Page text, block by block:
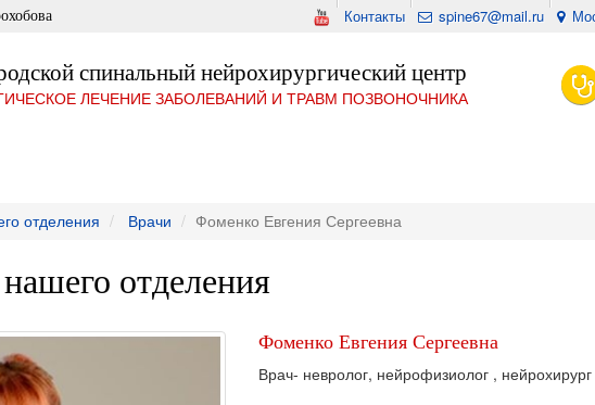
Контакты spine67@mail.ru
спинальный нейрохирургический центр
ЛЕЧЕНИЕ ЗАБОЛЕВАНИЙ И ТРАВМ ПОЗВОНОЧНИКА
отделения Врачи Фоменко Евгения Сергеевна
отделения
Фоменко Евгения Сергеевна
Врач- невролог, нейрофизиолог , нейрохирург